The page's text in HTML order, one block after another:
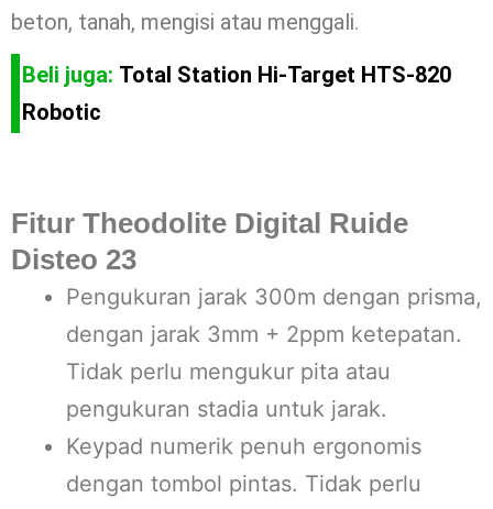
beton, tanah, mengisi atau menggali.
Beli juga: Total Station Hi-Target HTS-820
Robotic
Fitur Theodolite Digital Ruide
Disteo 23
Pengukuran jarak 300m dengan prisma,
dengan jarak 3mm + 2ppm ketepatan.
Tidak perlu mengukur pita atau
pengukuran stadia untuk jarak.
Keypad numerik penuh ergonomis
dengan tombol pintas. Tidak perlu